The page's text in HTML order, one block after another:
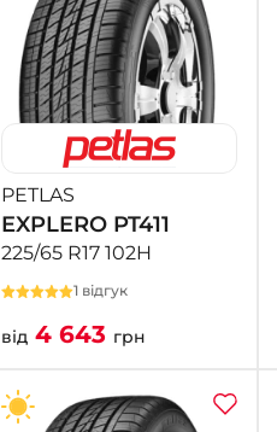
PETLAS
EXPLERO PT411
225/65 R17 102H
1 відгук
від4 643 грн